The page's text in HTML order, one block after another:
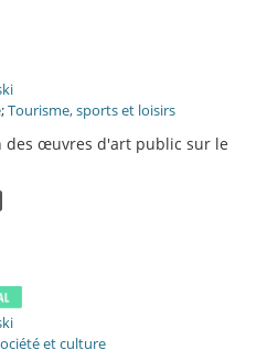
;Tourisme, sports et loisirs
des œuvres d'art public sur le
et culture